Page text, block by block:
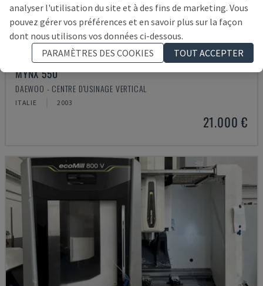
MYNX 550
DAEWOO - CENTRE D'USINAGE VERTICAL
ITALIE 2003
21.000 €
analyser l'utilisation du site et à des fins de marketing. Vous
pouvez gérer vos préférences et en savoir plus sur la façon
dont nous utilisons vos données ci-dessous.
PARAMÈTRES DES COOKIES
TOUT ACCEPTER